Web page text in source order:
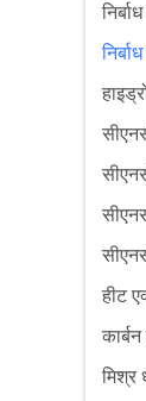
हीट
मिश्र